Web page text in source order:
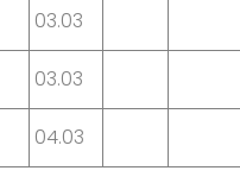
03.03
03.03
04.03